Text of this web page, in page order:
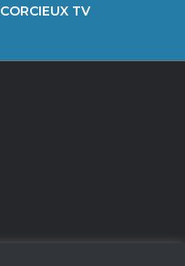
CORCIEUX TV